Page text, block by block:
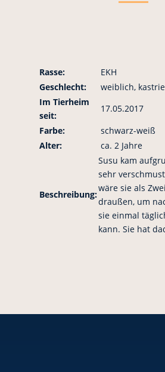
Rasse:
EKH
Geschlecht:
weiblich,
Im Tierheim
seit:
17.05.2017
Farbe:
schwarz-weiß
Alter:
ca. 2 Jahre
Beschreibung:
Susu kam
sehr
wäre sie als
draußen, um
sie einmal
kann. Sie hat